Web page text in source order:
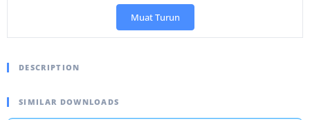
Muat Turun
DESCRIPTION
SIMILAR DOWNLOADS